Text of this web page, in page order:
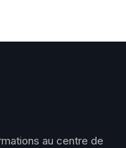
au centre de